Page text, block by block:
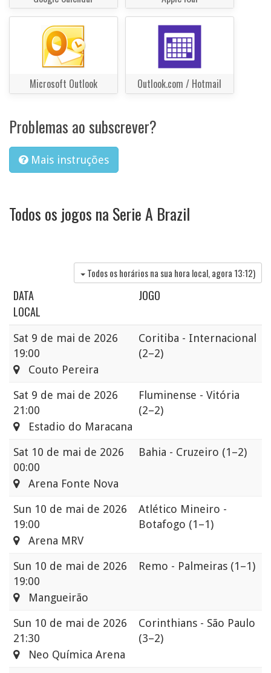
Microsoft Outlook Outlook.com / Hotmail
Problemas ao subscrever?
Mais instruções
Todos os jogos na Serie A Brazil
Todos os horários na sua hora local, agora 13:12)
DATA
JOGO
LOCAL
Sat 9 de mai de 2026
19:00
Coritiba - Internacional
(2–2)
Couto Pereira
Sat 9 de mai de 2026
21:00
Fluminense - Vitória
(2–2)
Estadio do Maracana
Sat 10 de mai de 2026
00:00
Bahia - Cruzeiro (1–2)
Arena Fonte Nova
Sun 10 de mai de 2026
19:00
Atlético Mineiro -
Botafogo (1–1)
Arena MRV
Sun 10 de mai de 2026
19:00
Remo - Palmeiras (1–1)
Mangueirão
Sun 10 de mai de 2026
21:30
Corinthians - São Paulo
(3–2)
Neo Química Arena